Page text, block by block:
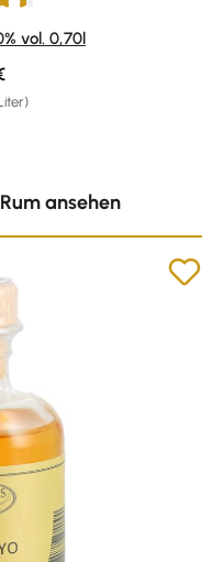
4.4 von 5 Sternen
vol. 0,70l
Preis:
ansehen